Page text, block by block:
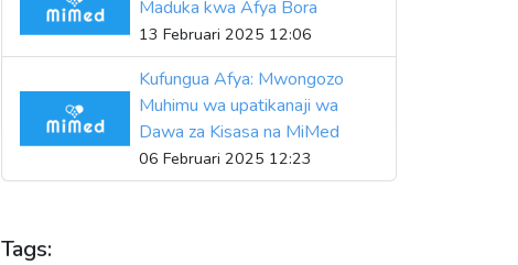
Maduka kwa Afya Bora
13 Februari 2025 12:06
Kufungua Afya: Mwongozo
Muhimu wa upatikanaji wa
Dawa za Kisasa na MiMed
06 Februari 2025 12:23
Tags: